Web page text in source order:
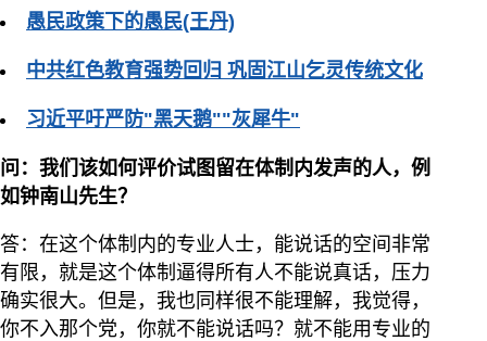
愚民政策下的愚民(王丹)
中共红色教育强势回归 巩固江山乞灵传统文化
习近平吁严防"黑天鹅""灰犀牛"
问：我们该如何评价试图留在体制内发声的人，例
如钟南山先生？
答：在这个体制内的专业人士，能说话的空间非常
有限，就是这个体制逼得所有人不能说真话，压力
确实很大。但是，我也同样很不能理解，我觉得，
你不入那个党，你就不能说话吗？就不能用专业的